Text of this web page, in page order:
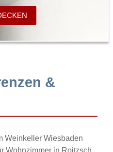
&
Weinkeller Wiesbaden
Wohnzimmer in Roitzsch